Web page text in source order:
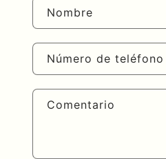
Nombre
Número de teléfono
Comentario